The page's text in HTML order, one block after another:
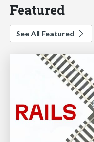
Featured
See All Featured